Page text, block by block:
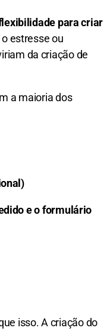
para criar
estresse ou
da criação de
a maioria dos
e o formulário
isso. A criação do